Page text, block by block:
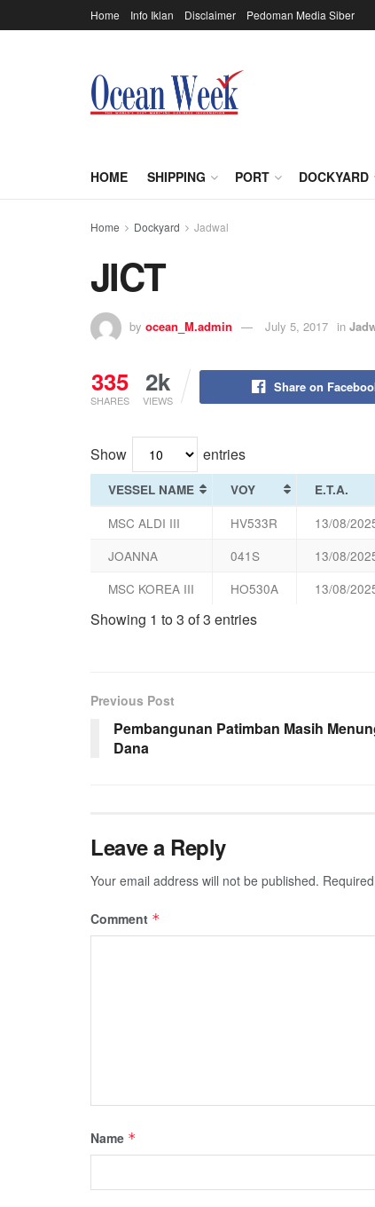
Home Info Iklan Disclaimer Pedoman Media Siber
HOME SHIPPING PORT DOCKYARD
Home Dockyard Jadwal
JICT
by ocean_M.admin July 5, 2017 in
335
SHARES
2k
VIEWS
Share on
Show entries
VESSEL NAME VOY E.T.A.
MSC ALDI III HV533R 13/08/
JOANNA
041S 13/08/
MSC KOREA III
HO530A 13/08/
Showing 1 to 3 of 3 entries
Previous Post
Pembangunan Patimban Masih
Dana
Leave a Reply
Your email address will not be published.
Comment *
Name *